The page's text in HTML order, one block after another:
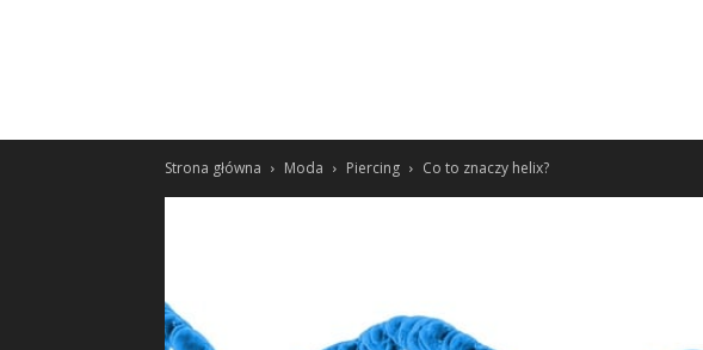
Strona główna Moda Piercing Co to znaczy helix?